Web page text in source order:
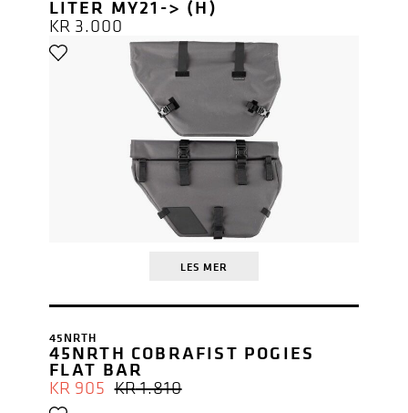
LITER MY21-> (H)
KR 3.000
LES MER
45NRTH
45NRTH COBRAFIST POGIES
FLAT BAR
KR1.810OPPRINNELIG
KR905
NÅVÆRENDE